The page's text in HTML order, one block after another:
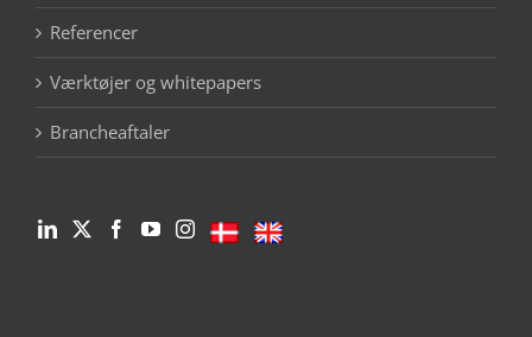
Referencer
Værktøjer og whitepapers
Brancheaftaler